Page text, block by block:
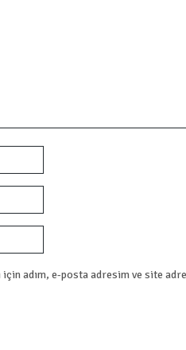
adım, e-posta adresim ve site